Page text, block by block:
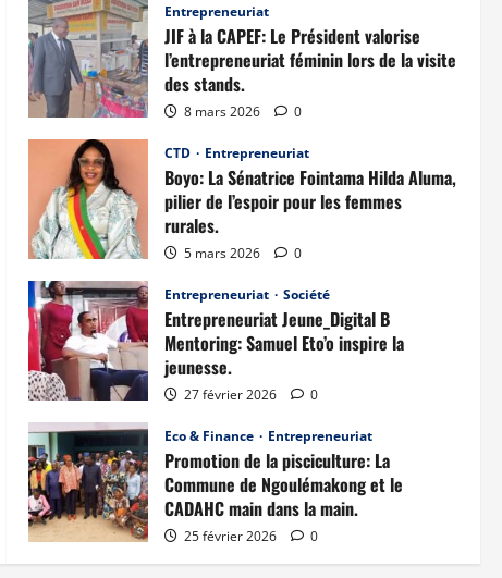
Entrepreneuriat
JIF à la CAPEF: Le Président valorise
l’entrepreneuriat féminin lors de la visite
des stands.
8 mars 2026 0
CTD Entrepreneuriat
Boyo: La Sénatrice Fointama Hilda Aluma,
pilier de l’espoir pour les femmes
rurales.
5 mars 2026 0
Entrepreneuriat Société
Entrepreneuriat Jeune_Digital B
Mentoring: Samuel Eto’o inspire la
jeunesse.
27 février 2026 0
Eco & Finance Entrepreneuriat
Promotion de la pisciculture: La
Commune de Ngoulémakong et le
CADAHC main dans la main.
25 février 2026 0